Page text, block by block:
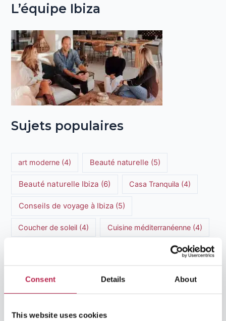
Consent Details About
This website uses cookies
L’équipe Ibiza
Sujets populaires
art moderne (4) Beauté naturelle (5)
Beauté naturelle Ibiza (6) Casa Tranquila (4)
Conseils de voyage à Ibiza(5)
Coucher de soleil (4) Cuisine méditerranéenne(4)
Découvertes culinaires(3)
Expériences culinaires à Ibiza(5)
Formentera(6) Guide de voyage Ibiza